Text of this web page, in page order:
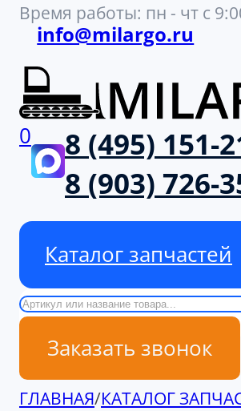
Время работы: пн - чт с
info@milargo.ru
0
8 (495) 151-
8 (903) 726-
Каталог запчастей
Поиск
Заказать звонок
ГЛАВНАЯ/КАТАЛОГ